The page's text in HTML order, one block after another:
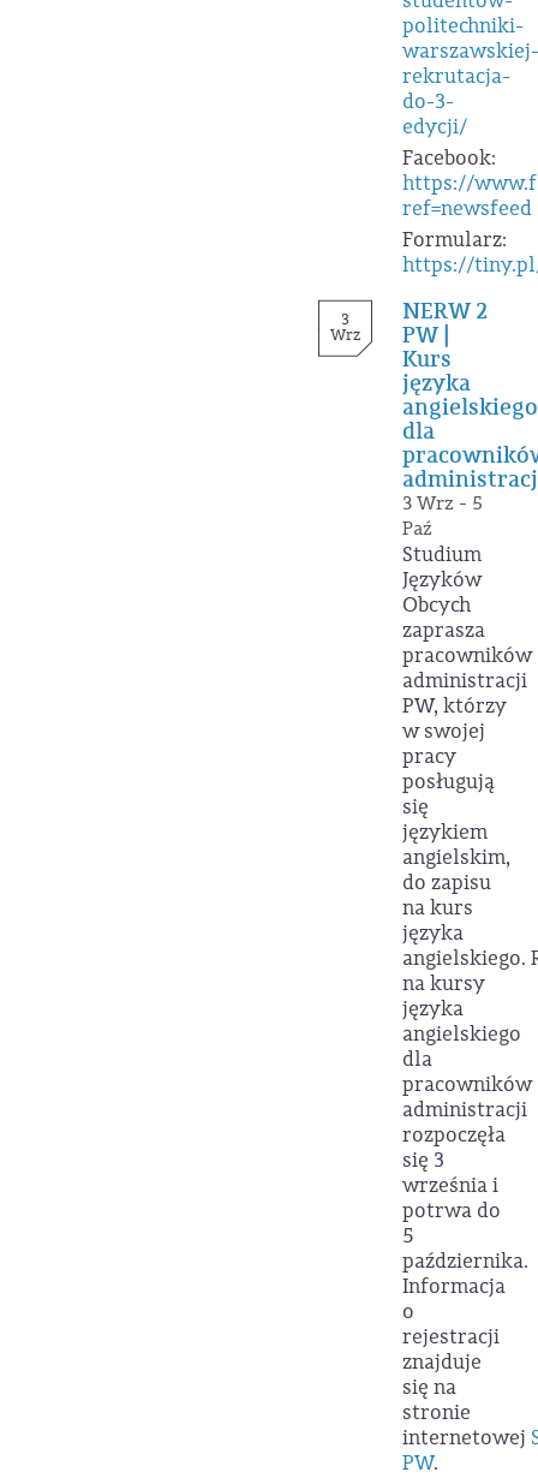
politechniki-
warszawskiej-
rekrutacja-
do-3-
edycji/
Facebook:
https://
ref=newsfeed
Formularz:
https://
3
Wrz
NERW 2
PW |
Kurs
języka
angielskiego
dla
3 Wrz - 5
Paź
Studium
Języków
Obcych
zaprasza
pracowników
administracji
PW, którzy
w swojej
pracy
posługują
się
językiem
angielskim,
do zapisu
na kurs
języka
angielskiego.
na kursy
języka
angielskiego
dla
pracowników
administracji
rozpoczęła
się 3
września i
potrwa do
5
października.
Informacja
o
rejestracji
znajduje
się na
stronie
internetowej
PW.